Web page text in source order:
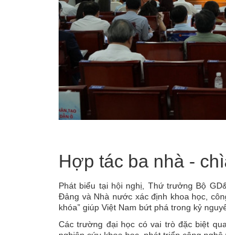
Hợp tác ba nhà -
Phát biểu tại hội nghị, Thứ trưởng Bộ
Đảng và Nhà nước xác định khoa học,
khóa” giúp Việt Nam bứt phá trong kỷ
Các trường đại học có vai trò đặc biệt